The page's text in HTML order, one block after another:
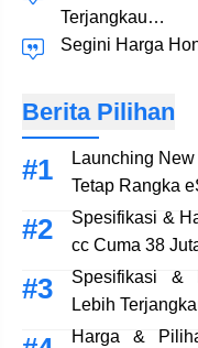
Terjangkau…
Segini Harga
Berita Pilihan
Launching
Tetap Rangka
Spesifikasi &
cc Cuma 38
Spesifikasi &
Lebih
Harga &